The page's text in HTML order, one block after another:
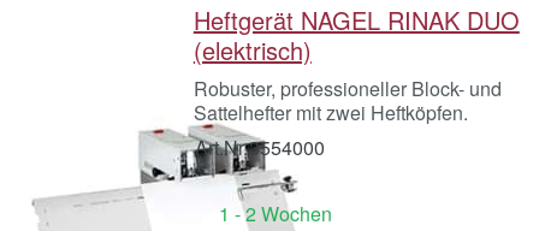
Heftgerät NAGEL RINAK DUO
(elektrisch)
Robuster, professioneller Block- und
Sattelhefter mit zwei Heftköpfen.
Art.Nr.3554000
1 - 2 Wochen